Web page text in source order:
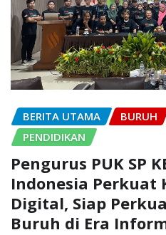
BERITA UTAMA BURUH
PENDIDIKAN
Pengurus PUK SP
Indonesia Perkuat
Digital, Siap
Buruh di Era